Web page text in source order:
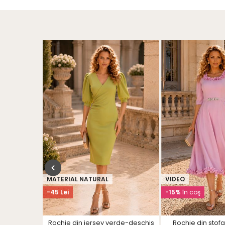
-45 Lei
MATERIAL NATURAL
Rochie din jersey verde-deschis
-15% în coş
VIDEO
Rochie din